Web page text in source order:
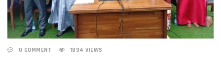
0 COMMENT 1894 VIEWS